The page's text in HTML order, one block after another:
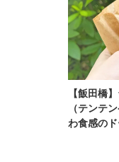
【飯田橋
（テンテ
わ食感の